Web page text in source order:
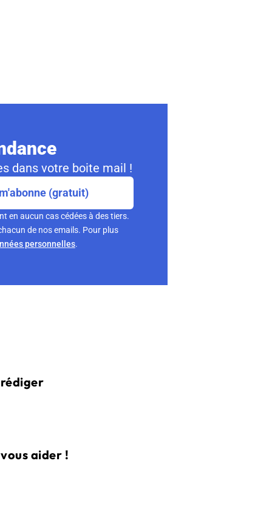
dans votre boite mail !
(gratuit)
en aucun cas cédées à des tiers.
de nos emails. Pour plus
personnelles.
aider !